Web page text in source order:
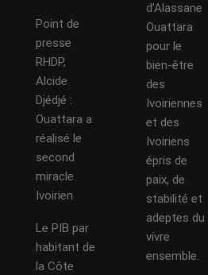
Point de
presse
RHDP,
Alcide
Djédjé :
Ouattara a
réalisé le
second
miracle
Ivoirien
Le PIB par
habitant de
la Côte
d’Alassane
Ouattara
pour le
bien-être
des
Ivoiriennes
et des
Ivoiriens
épris de
paix, de
stabilité et
adeptes du
vivre
ensemble.